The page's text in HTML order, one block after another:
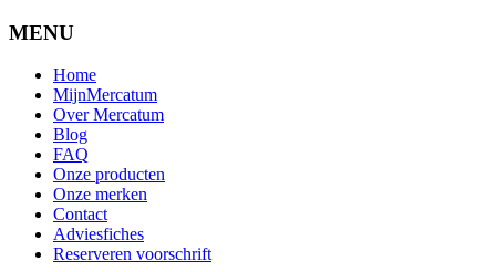
MENU
Home
MijnMercatum
Over Mercatum
Blog
FAQ
Onze producten
Onze merken
Contact
Adviesfiches
Reserveren voorschrift